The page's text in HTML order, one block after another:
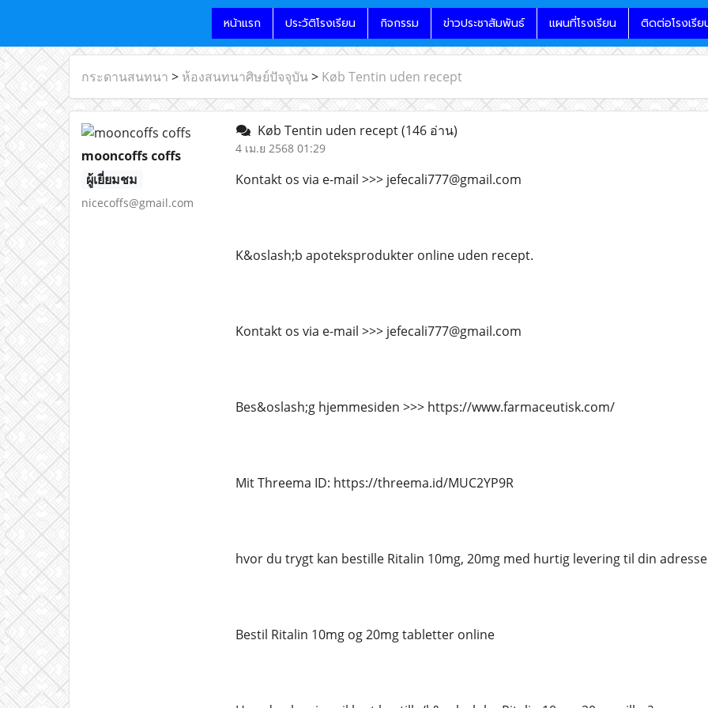
หน้าแรก ประวัติโรงเรียน กิจกรรม ข่าวประชาสัมพันธ์ แผนที่โรงเรียน ติดต่อโรงเรีย
กระดานสนทนา > ห้องสนทนาศิษย์ปัจจุบัน> Køb Tentin uden recept
mooncoffs coffs
ผู้เยี่ยมชม
nicecoffs@gmail.com
Køb Tentin uden recept(146 อ่าน)
4 เม.ย 2568 01:29
Kontakt os via e-mail >>> jefecali777@gmail.com
K&oslash;b apoteksprodukter online uden recept.
Kontakt os via e-mail >>> jefecali777@gmail.com
Bes&oslash;g hjemmesiden >>> https://www.farmaceutisk.com/
Mit Threema ID: https://threema.id/MUC2YP9R
hvor du trygt kan bestille Ritalin 10mg, 20mg med hurtig levering til din
Bestil Ritalin 10mg og 20mg tabletter online